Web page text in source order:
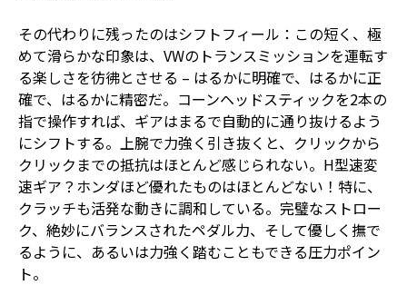
その代わりに残ったのはシフトフィール：この短く、極
めて滑らかな印象は、VWのトランスミッションを運転す
る楽しさを彷彿とさせる – はるかに明確で、はるかに正
確で、はるかに精密だ。コーンヘッドスティックを2本の
指で操作すれば、ギアはまるで自動的に通り抜けるよう
にシフトする。上腕で力強く引き抜くと、クリックから
クリックまでの抵抗はほとんど感じられない。H型速変
速ギア？ホンダほど優れたものはほとんどない！特に、
クラッチも活発な動きに調和している。完璧なストロー
ク、絶妙にバランスされたペダル力、そして優しく撫で
るように、あるいは力強く踏むこともできる圧力ポイン
ト。